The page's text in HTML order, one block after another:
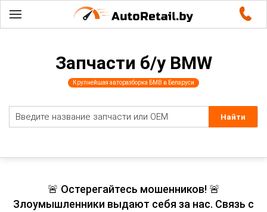
Запчасти б/у BMW
Крупнейшая авторазборка БМВ в Беларуси
🚨 Остерегайтесь мошенников! 🚨
Злоумышленники выдают себя за нас. Связь с